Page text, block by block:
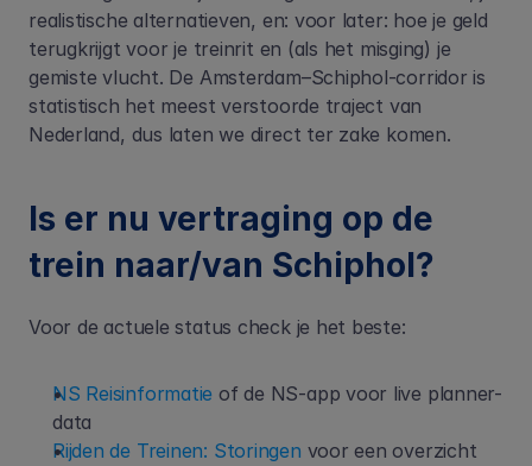
realistische alternatieven, en: voor later: hoe je geld
terugkrijgt voor je treinrit en (als het misging) je
gemiste vlucht. De Amsterdam–Schiphol-corridor is
statistisch het meest verstoorde traject van
Nederland, dus laten we direct ter zake komen.
Is er nu vertraging op de
trein naar/van Schiphol?
Voor de actuele status check je het beste:
NS Reisinformatie of de NS-app voor live planner-
data
Rijden de Treinen: Storingen voor een overzicht